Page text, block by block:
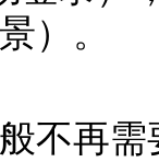
）。
不再